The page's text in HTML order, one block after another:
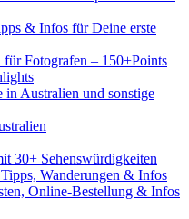
& Infos für Deine erste
Fotografen – 150+Points
in Australien und sonstige
30+ Sehenswürdigkeiten
Wanderungen & Infos
Online-Bestellung & Infos